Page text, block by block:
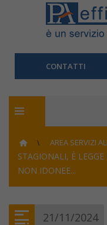
CONTATTI
AREA SERVIZI
STAGIONALI, È
NON IDONEE...
21/11/2024